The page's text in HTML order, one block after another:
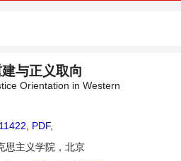
与正义取向
Orientation in Western
PDF,
思主义学院，北京